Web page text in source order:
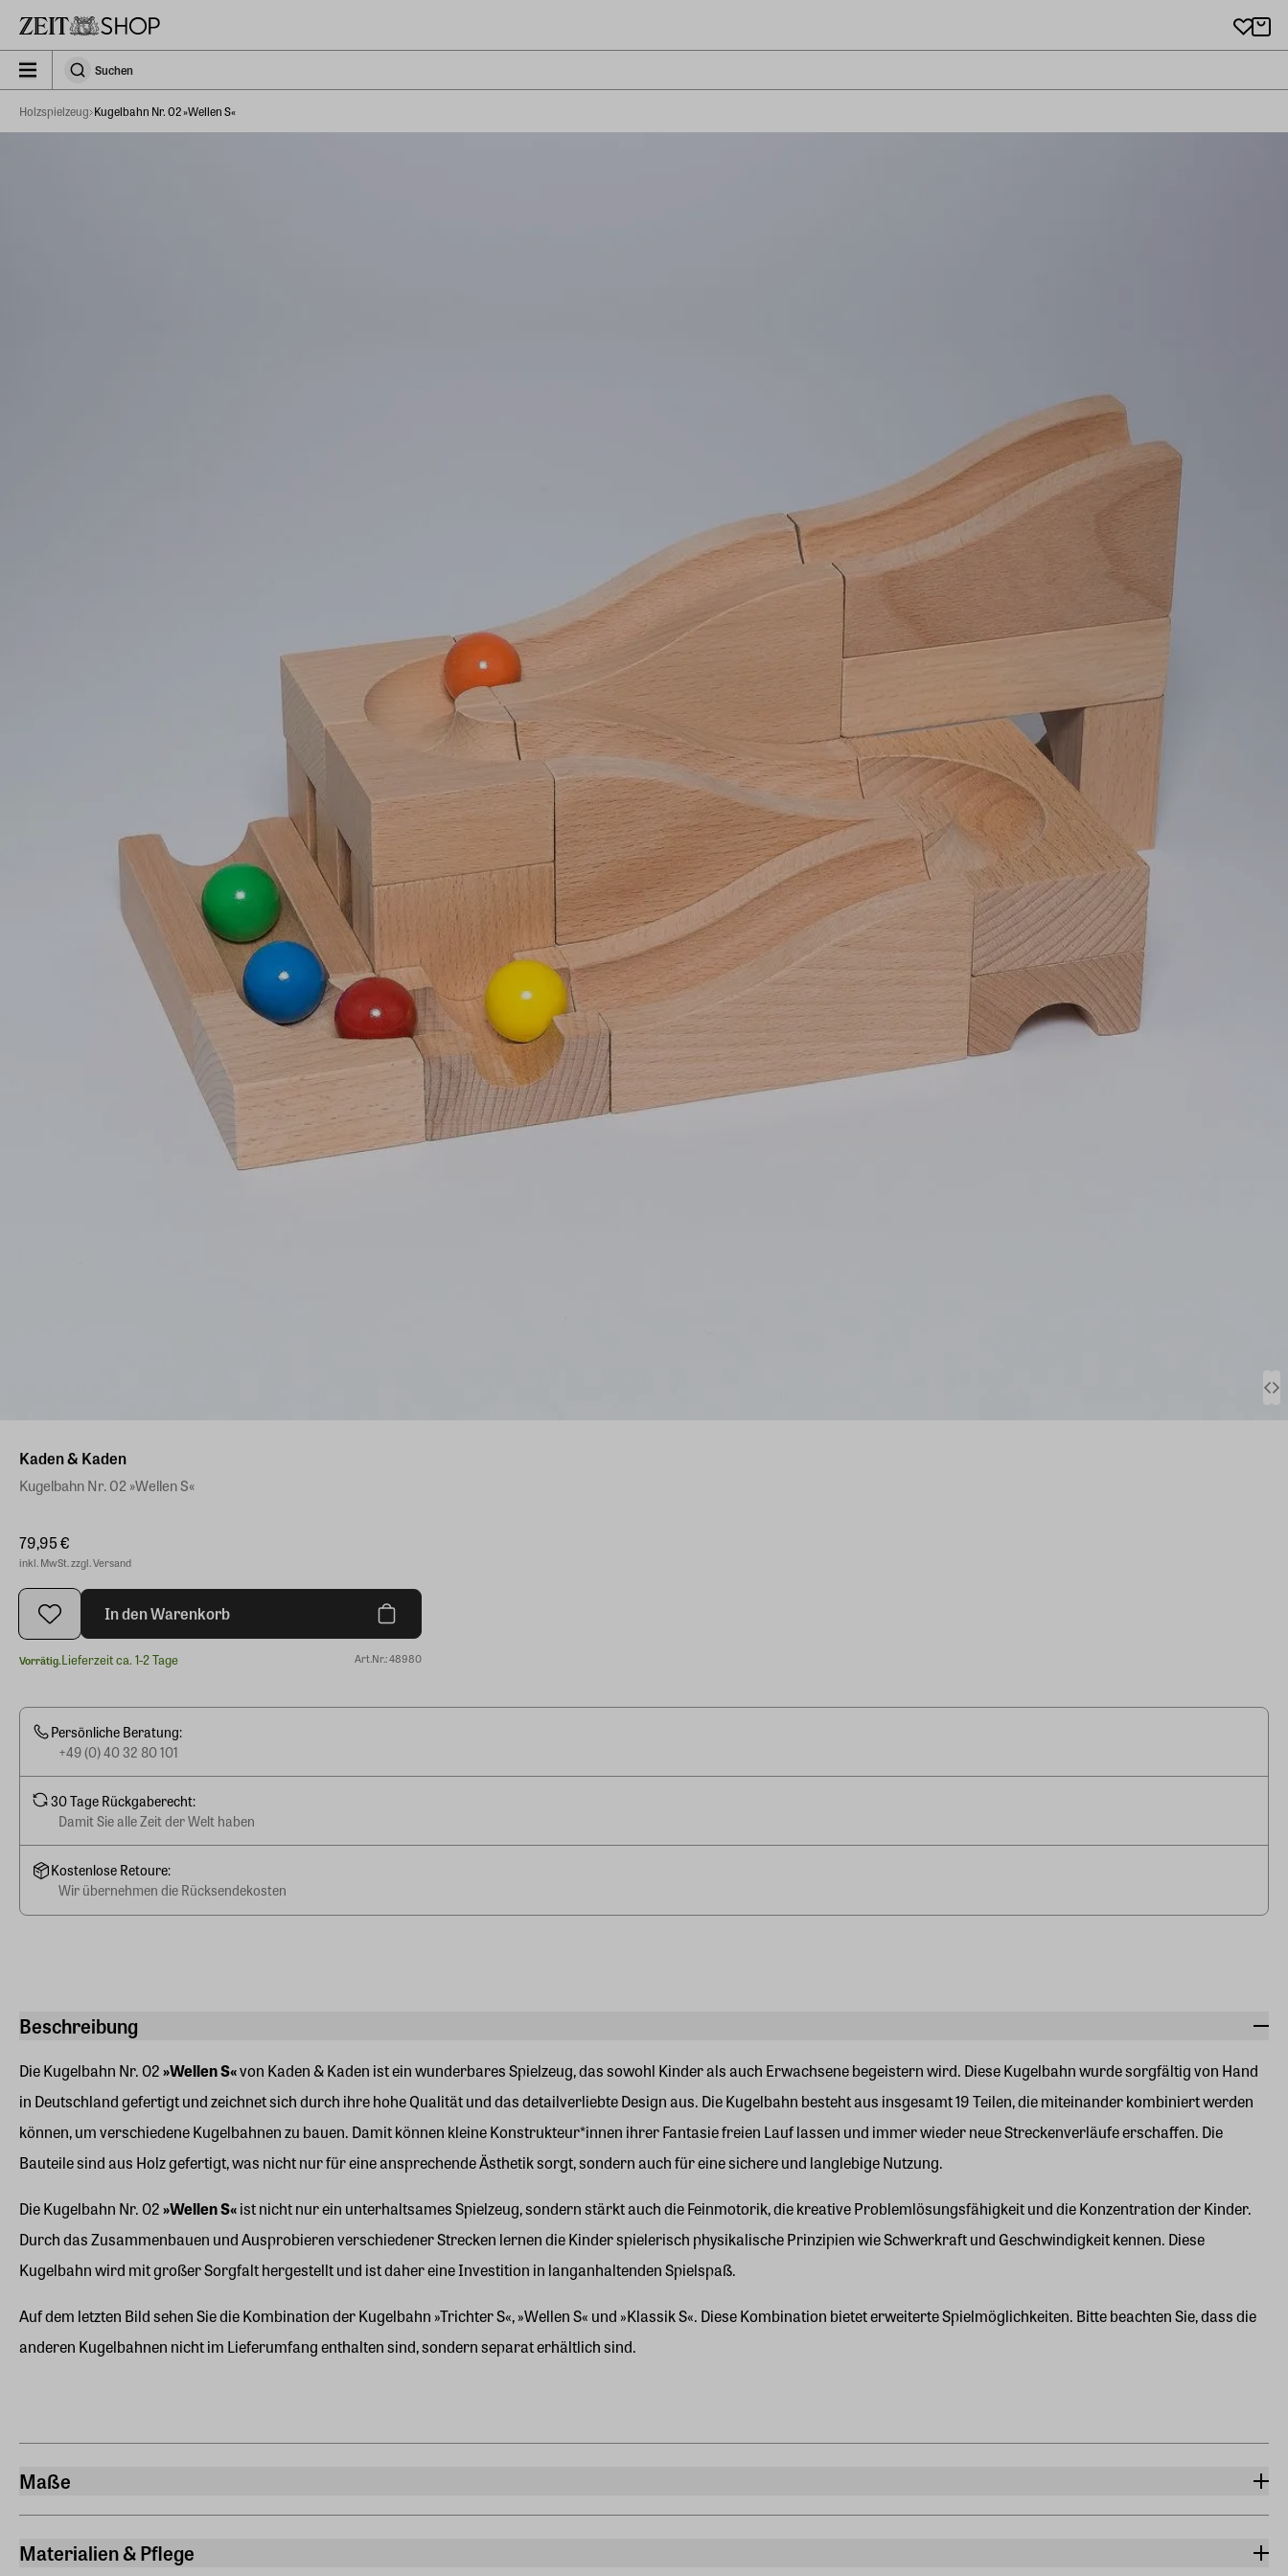
zeit_storefront.components.search.collapsed
SuchenSuchen
Holzspielzeug Kugelbahn Nr. 02 »Wellen S«
Beschreibung
Die Kugelbahn Nr. 02»Wellen S«von Kaden & Kaden ist ein wunderbares Spielzeug, das sowohl Kinder als auch Erwachsene begeistern wird. Diese Kugelbahn wurde sorgfältig von Hand
in Deutschland gefertigt und zeichnet sich durch ihre hohe Qualität und das detailverliebte Design aus. Die Kugelbahn besteht aus insgesamt 19 Teilen, die miteinander kombiniert werden
können, um verschiedene Kugelbahnen zu bauen. Damit können kleine Konstrukteur*innen ihrer Fantasie freien Lauf lassen und immer wieder neue Streckenverläufe erschaffen. Die
Bauteile sind aus Holz gefertigt, was nicht nur für eine ansprechende Ästhetik sorgt, sondern auch für eine sichere und langlebige Nutzung.
Die Kugelbahn Nr. 02»Wellen S«ist nicht nur ein unterhaltsames Spielzeug, sondern stärkt auch die Feinmotorik, die kreative Problemlösungsfähigkeit und die Konzentration der Kinder.
Durch das Zusammenbauen und Ausprobieren verschiedener Strecken lernen die Kinder spielerisch physikalische Prinzipien wie Schwerkraft und Geschwindigkeit kennen. Diese
Kugelbahn wird mit großer Sorgfalt hergestellt und ist daher eine Investition in langanhaltenden Spielspaß.
Auf dem letzten Bild sehen Sie die Kombination der Kugelbahn »Trichter S«, »Wellen S« und »Klassik S«. Diese Kombination bietet erweiterte Spielmöglichkeiten. Bitte beachten Sie, dass die
anderen Kugelbahnen nicht im Lieferumfang enthalten sind, sondern separat erhältlich sind.
Maße
Länge
Materialien & Pflege
Kaden & Kaden
Kugelbahn Nr. 02 »Wellen S«
79,95 €
inkl. MwSt. zzgl. Versand
In den Warenkorb
Vorrätig.Lieferzeit ca. 1-2 Tage Art.Nr.: 48980
Persönliche Beratung:
+49 (0) 40 32 80 101
30 Tage Rückgaberecht:
Damit Sie alle Zeit der Welt haben
Kostenlose Retoure:
Wir übernehmen die Rücksendekosten